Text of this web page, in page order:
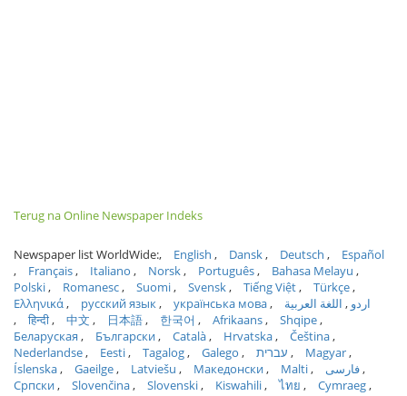
Terug na Online Newspaper Indeks
Newspaper list WorldWide: English Dansk Deutsch
Español
Français
Italiano Norsk Português
Bahasa Melayu
Polski
Romanesc Suomi Svensk Tiếng Việt
Türkçe
Ελληνικά
русский язык українська мова اردو
اللغة العربية
हिन्दी
中文 日本語 한국어 Afrikaans
Shqipe
Беларуская
Български Català Hrvatska
Čeština
Nederlandse
Eesti Tagalog Galego עברית
Magyar
Íslenska
Gaeilge Latviešu Македонски Malti
فارسی
Српски
Slovenčina Slovenski Kiswahili ไทย
Cymraeg